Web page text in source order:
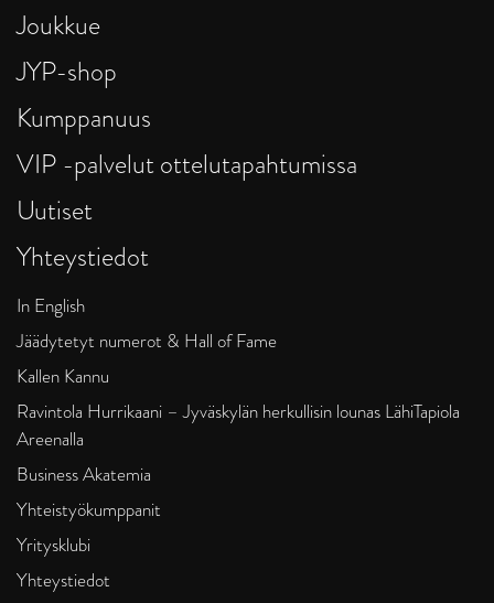
Joukkue
JYP-shop
Kumppanuus
VIP -palvelut ottelutapahtumissa
Uutiset
Yhteystiedot
In English
Jäädytetyt numerot & Hall of Fame
Kallen Kannu
Ravintola Hurrikaani – Jyväskylän herkullisin lounas LähiTapiola
Areenalla
Business Akatemia
Yhteistyökumppanit
Yritysklubi
Yhteystiedot